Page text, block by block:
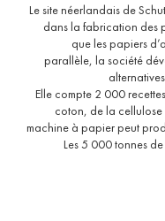
Le site néerlandais de
dans la fabrication des
que les papiers
parallèle, la société
Elle compte 2 000
coton, de la cellulose
machine à papier peut
Les 5 000 tonnes